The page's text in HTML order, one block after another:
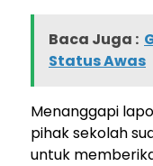
Baca Juga :
Status Awas
Menanggapi
pihak sekolah
untuk